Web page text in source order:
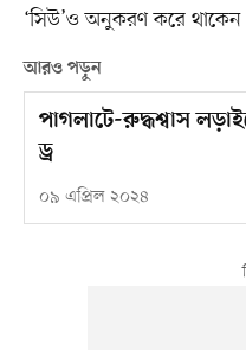
‘সিউ’ও অনুকরণ করে থাকেন।
আরও পড়ুন
পাগলাটে-রুদ্ধশ্বাস
ড্র
০৯ এপ্রিল ২০২৪